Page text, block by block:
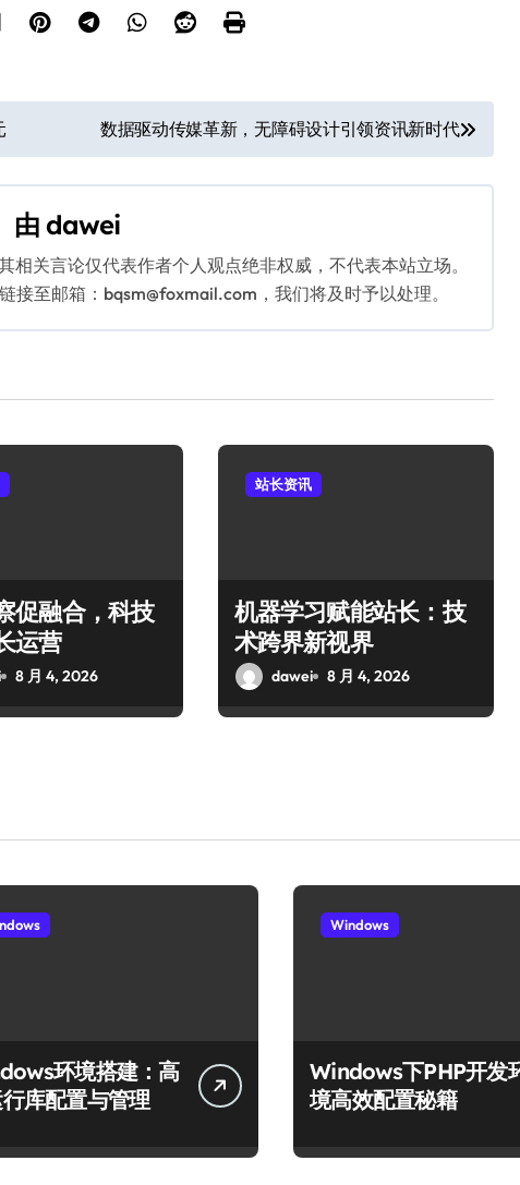
数据驱动传媒革新，无障碍设计引领资讯新时代
由 dawei
相关言论仅代表作者个人观点绝非权威，不代表本站立场。
接至邮箱：bqsm@foxmail.com，我们将及时予以处理。
促融合，科技
运营
8 月 4, 2026
站长资讯
机器学习赋能站长：技
术跨界新视界
dawei 8 月 4, 2026
环境搭建：高
库配置与管理
Windows
Windows下PHP开发
境高效配置秘籍